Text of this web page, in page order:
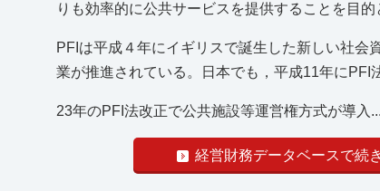
りも効率的に公共サービスを提供することを目的
PFIは平成４年にイギリスで誕生した新しい社
業が推進されている。日本でも，平成11年にPFI
23年のPFI法改正で公共施設等運営権方式が導入...
経営財務データベースで続